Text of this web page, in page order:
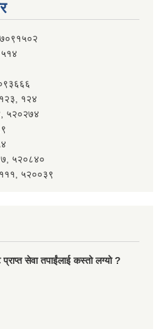
१२४
५२०२७४
५२०८४०
५२००३९
प्राप्त सेवा तपाईंलाई कस्तो लग्यो ?